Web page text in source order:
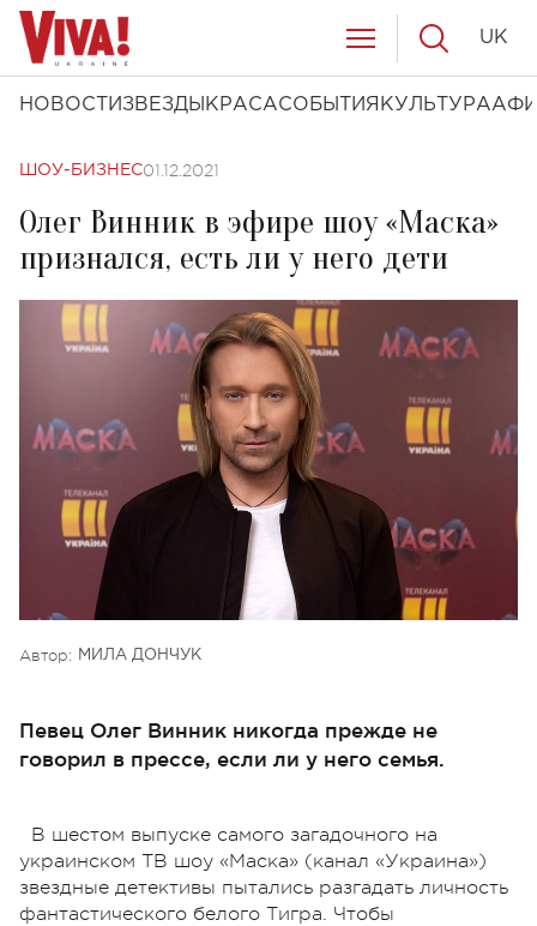
НОВОСТИ ЗВЕЗДЫ КРАСАСОБЫТИЯ КУЛЬТУРА
UK
ШОУ-БИЗНЕС01.12.2021
Олег Винник в эфире шоу «Маска»
признался, есть ли у него дети
Автор: МИЛА ДОНЧУК
Певец Олег Винник никогда прежде не
говорил в прессе, если ли у него семья.
В шестом выпуске самого загадочного на
украинском ТВ шоу «Маска» (канал «Украина»)
звездные детективы пытались разгадать личность
фантастического белого Тигра. Чтобы